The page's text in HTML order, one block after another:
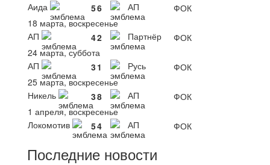
Аида
56 АП
ФОК
18 марта, воскресенье
АП
42 Партнёр
ФОК
24 марта, суббота
АП
31 Русь
ФОК
25 марта, воскресенье
Никель
38 АП
ФОК
1 апреля, воскресенье
Локомотив
54 АП ФОК
Последние новости